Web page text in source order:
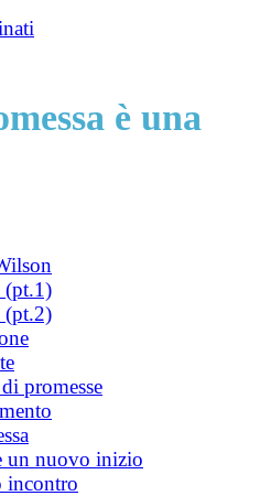
è una
(pt.1)
(pt.2)
promesse
un nuovo inizio
incontro